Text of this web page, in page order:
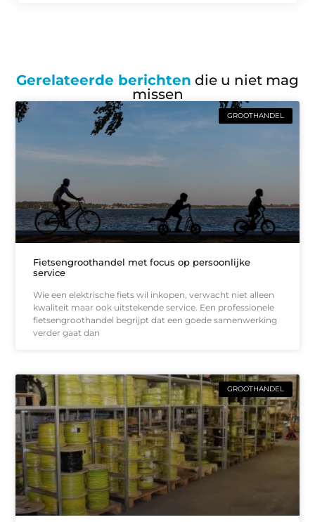
Gerelateerde berichten die u niet mag
missen
GROOTHANDEL
Fietsengroothandel met focus op persoonlijke
service
Wie een elektrische fiets wil inkopen, verwacht niet alleen
kwaliteit maar ook uitstekende service. Een professionele
fietsengroothandel begrijpt dat een goede samenwerking
verder gaat dan
GROOTHANDEL